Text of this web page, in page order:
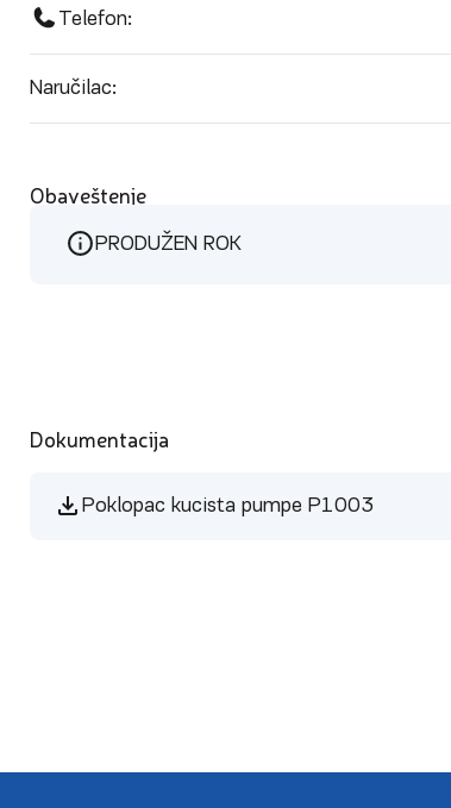
Telefon:
Naručilac:
Obaveštenje
PRODUŽEN ROK
Dokumentacija
Poklopac kucista pumpe P1003